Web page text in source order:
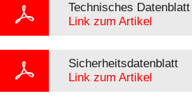
Technisches Datenblatt
Link zum Artikel
Sicherheitsdatenblatt
Link zum Artikel